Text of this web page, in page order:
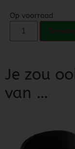
Op voorraad
Je zou
van …